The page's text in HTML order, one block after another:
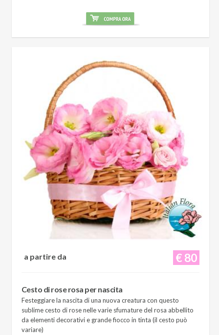
€ 80
a partire da
Cesto di rose rosa per nascita
Festeggiare la nascita di una nuova creatura con questo
sublime cesto di rose nelle varie sfumature del rosa abbellito
da elementi decorativi e grande fiocco in tinta (il cesto può
variare)